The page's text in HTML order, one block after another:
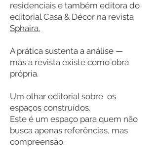
residenciais e também editora do
editorial Casa & Décor na revista
Sphaira.
A prática sustenta a análise —
mas a revista existe como obra
própria.
Um olhar editorial sobre os
espaços construídos.
Este é um espaço para quem não
busca apenas referências, mas
compreensão.